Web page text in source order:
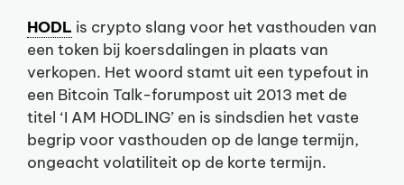
HODL is crypto slang voor het vasthouden van
een token bij koersdalingen in plaats van
verkopen. Het woord stamt uit een typefout in
een Bitcoin Talk-forumpost uit 2013 met de
titel ‘I AM HODLING’ en is sindsdien het vaste
begrip voor vasthouden op de lange termijn,
ongeacht volatiliteit op de korte termijn.